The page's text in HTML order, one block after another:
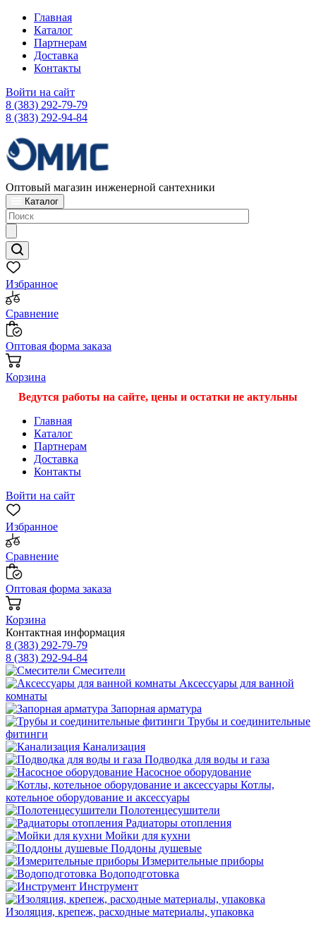
Главная
Каталог
Партнерам
Доставка
Контакты
Войти на сайт
8 (383) 292-79-79
8 (383) 292-94-84
Оптовый магазин инженерной сантехники
Каталог
Избранное
Сравнение
Оптовая форма заказа
Корзина
Ведутся работы на сайте, цены и остатки не актульны
Главная
Каталог
Партнерам
Доставка
Контакты
Войти на сайт
Избранное
Сравнение
Оптовая форма заказа
Корзина
Контактная информация
8 (383) 292-79-79
8 (383) 292-94-84
Смесители
Аксессуары для ванной
комнаты
Запорная арматура
Трубы и соединительные
фитинги
Канализация
Подводка для воды и газа
Насосное оборудование
Котлы,
котельное оборудование и аксессуары
Полотенцесушители
Радиаторы отопления
Мойки для кухни
Поддоны душевые
Измерительные приборы
Водоподготовка
Инструмент
Изоляция, крепеж, расходные материалы, упаковка